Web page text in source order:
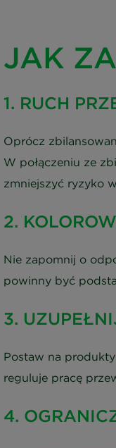
JAK
1. RUCH
Oprócz
W połączeniu ze
zmniejszyć ryzyko
2.
Nie zapomnij o
powinny być
3.
Postaw na
reguluje pracę
4.